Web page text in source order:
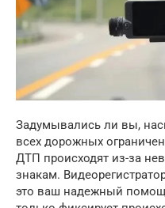
Задумывались ли вы,
всех дорожных
ДТП происходят из-за
знакам.
это ваш надежный